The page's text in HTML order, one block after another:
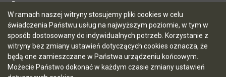
W ramach naszej witryny stosujemy pliki cookies w celu
świadczenia Państwu usług na najwyższym poziomie, w tym w
sposób dostosowany do indywidualnych potrzeb. Korzystanie z
witryny bez zmiany ustawień dotyczących cookies oznacza, że
będą one zamieszczane w Państwa urządzeniu końcowym.
Możecie Państwo dokonać w każdym czasie zmiany ustawień
Mapa serwisu
Instrukcja obsługi
Statystyki oglądalności
Ostatnio dodane
Ostatnia aktualizacja BIP: 04.08.2026 13:38